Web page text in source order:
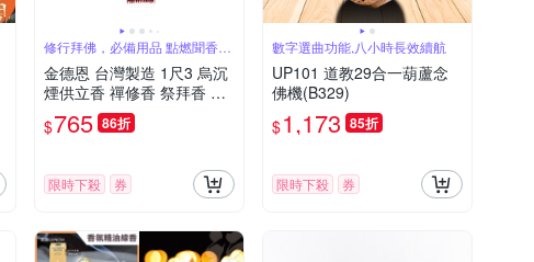
修行拜佛，必備用品 點燃聞香，
氣味香醇
金德恩 台灣製造 1尺3 烏沉
煙供立香 禪修香 祭拜香 點
好香 燒好香 供香 1尺3香 立
香 烏沉香 立香
$765 86折
限時下殺 券
數字選曲功能,八小時長效續航
UP101 道教29合一葫蘆念
佛機(B329)
$1,173 85折
限時下殺 券